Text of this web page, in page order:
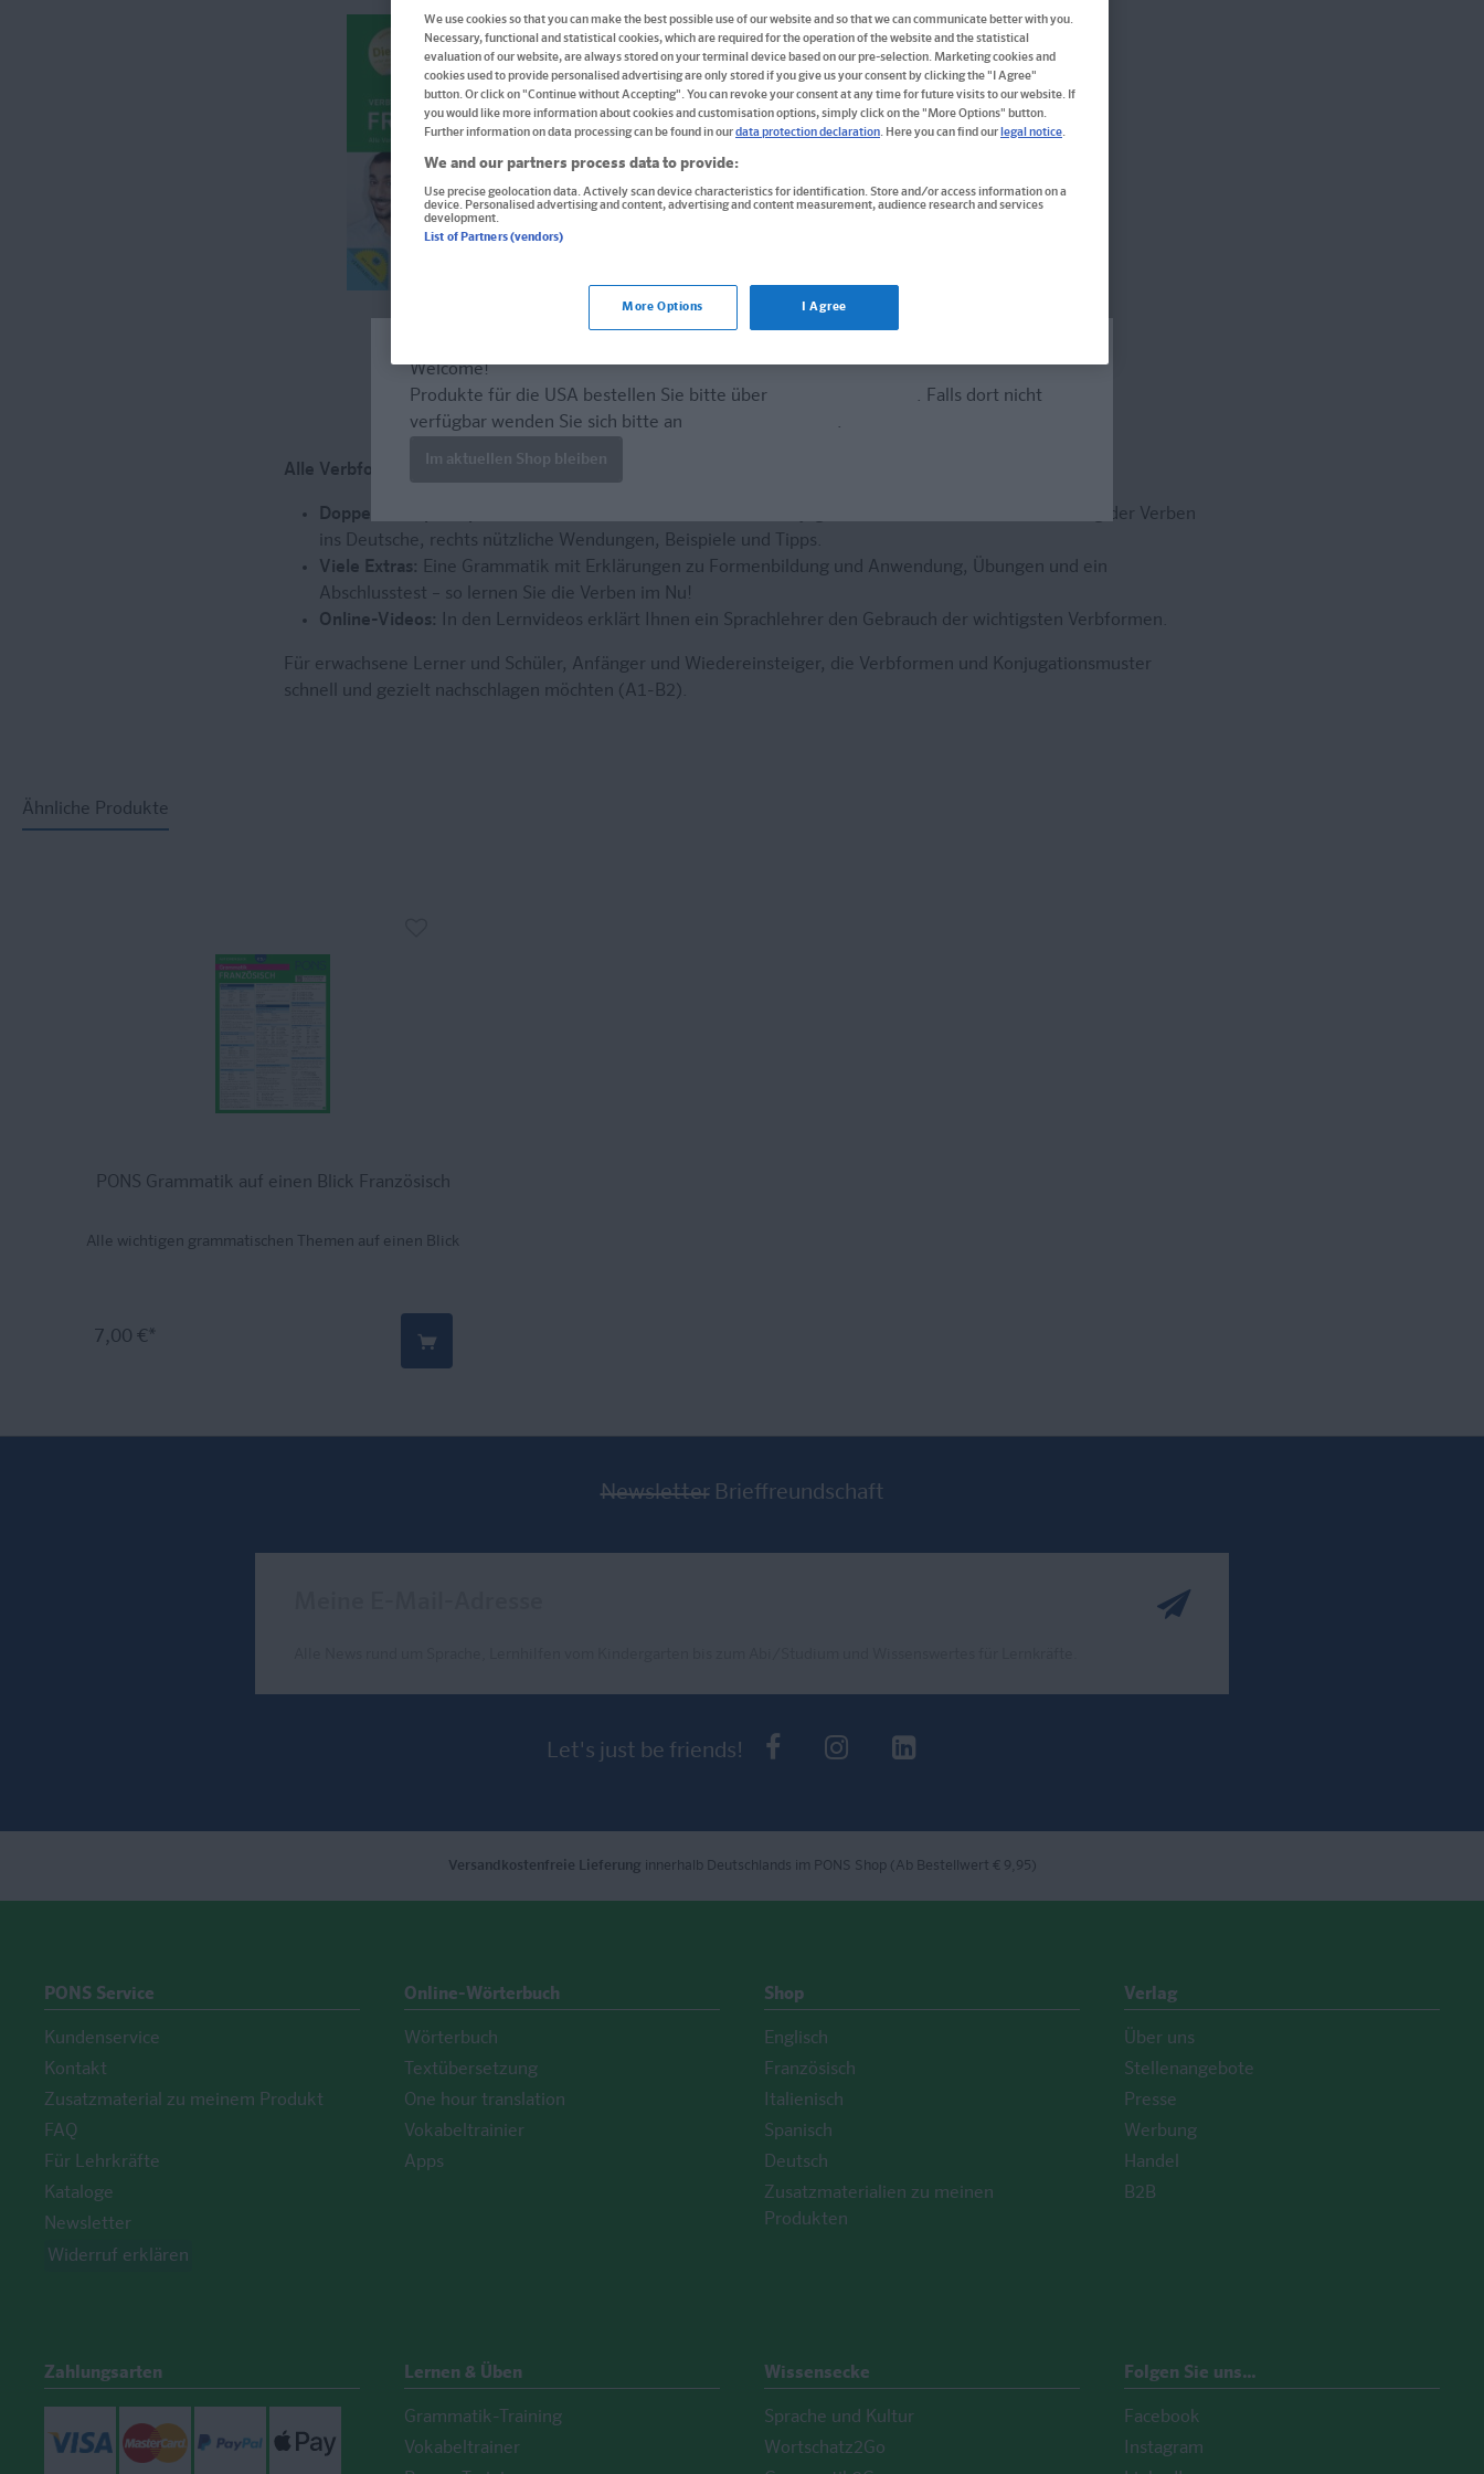
Alle Verben mit links können
Format: 15,1 x 21,1 cm
ISBN: 978-3-12-562652-2
Derzeit nicht erhältlich.
Vergriffen, keine Neuauflage vorgesehen.
Alle Verbformen schnell nachschlagen und sofort richtig anwenden
Doppelseitenprinzip:
Links finden Sie die übersichtlichen Konjugationstabellen mit der Übersetzung der Verben
ins Deutsche, rechts nützliche Wendungen, Beispiele und Tipps.
Viele Extras: Eine Grammatik mit Erklärungen zu Formenbildung und Anwendung, Übungen und ein
Abschlusstest – so lernen Sie die Verben im Nu!
Online-Videos:
In den Lernvideos erklärt Ihnen ein Sprachlehrer den Gebrauch der wichtigsten Verbformen.
Für erwachsene Lerner und Schüler, Anfänger und Wiedereinsteiger, die Verbformen und Konjugationsmuster
schnell und gezielt nachschlagen möchten (A1-B2).
Ähnliche Produkte
PONS Grammatik auf einen Blick Französisch
Alle wichtigen grammatischen Themen auf einen Blick
7,00 €*
Newsletter Brieffreundschaft
Let's just be friends! PONS bei Facebook
PONS bei Instagram
PONS bei LinkedIn
Versandkostenfreie Lieferung innerhalb Deutschlands im PONS Shop (Ab Bestellwert € 9,95)
PONS Service
Kundenservice
Kontakt
Zusatzmaterial zu meinem Produkt
FAQ
Für Lehrkräfte
Kataloge
Newsletter
Widerruf erklären
Online-Wörterbuch
Wörterbuch
Textübersetzung
One hour translation
Vokabeltrainier
Apps
Shop
Englisch
Französisch
Italienisch
Spanisch
Deutsch
Zusatzmaterialien zu meinen
Produkten
Verlag
Über uns
Stellenangebote
Presse
Werbung
Handel
B2B
Zahlungsarten
Mastercard
Lernen & Üben
Grammatik-Training
Vokabeltrainer
Wissensecke
Sprache und Kultur
Wortschatz2Go
Folgen Sie uns…
Facebook
Instagram
Welcome!
Produkte für die USA bestellen Sie bitte über
. Falls dort nicht
verfügbar wenden Sie sich bitte an
.
Im aktuellen Shop bleiben
We use cookies so that you can make the best possible use of our website and so that we can communicate better with you.
Necessary, functional and statistical cookies, which are required for the operation of the website and the statistical
evaluation of our website, are always stored on your terminal device based on our pre-selection. Marketing cookies and
cookies used to provide personalised advertising are only stored if you give us your consent by clicking the "I Agree"
button. Or click on "Continue without Accepting". You can revoke your consent at any time for future visits to our website. If
you would like more information about cookies and customisation options, simply click on the "More Options" button.
Further information on data processing can be found in ourdata protection declaration. Here you can find our legal notice.
We and our partners process data to provide:
Use precise geolocation data. Actively scan device characteristics for identification. Store and/or access information on a
device. Personalised advertising and content, advertising and content measurement, audience research and services
development.
List of Partners (vendors)
More Options I Agree